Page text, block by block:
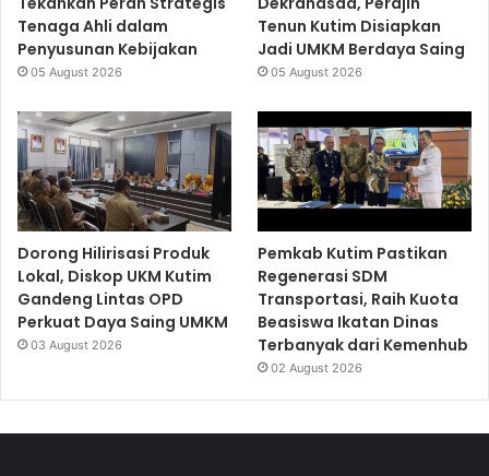
Tenaga Ahli dalam
Penyusunan Kebijakan
05 August 2026
Tenun Kutim Disiapkan
Jadi UMKM Berdaya Saing
05 August 2026
Dorong Hilirisasi Produk
Lokal, Diskop UKM Kutim
Gandeng Lintas OPD
Perkuat Daya Saing UMKM
03 August 2026
Pemkab Kutim Pastikan
Regenerasi SDM
Transportasi, Raih Kuota
Beasiswa Ikatan Dinas
Terbanyak dari Kemenhub
02 August 2026